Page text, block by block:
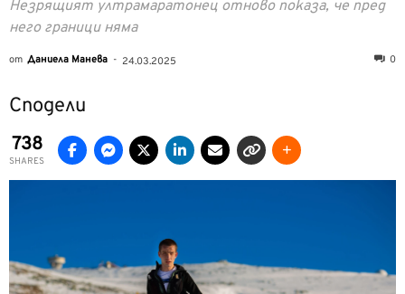
Незрящият ултрамаратонец отново показа, че пред
него граници няма
от Даниела Манева - 24.03.2025 0
Сподели
738
SHARES